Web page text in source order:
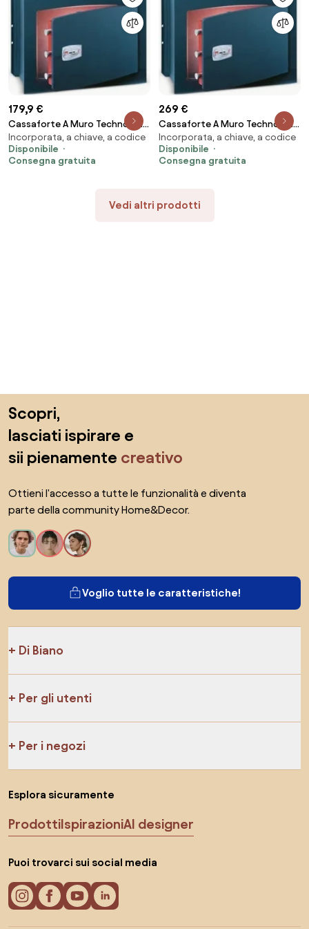
179,9 €
Cassaforte A Muro Technomax
Serie Gold Key GK/4 Con
Certificazione
Incorporata, a chiave, a codice
Disponibile
Consegna gratuita
269 €
Cassaforte A Muro Technomax
Serie Gold Key GK/6 Con
Certificazione
Incorporata, a chiave, a codice
Disponibile
Consegna gratuita
Vedi altri prodotti
Scopri,
lasciati ispirare e
sii pienamente creativo
Ottieni l'accesso a tutte le funzionalità e diventa
parte della community Home&Decor.
Voglio tutte le caratteristiche!
Di Biano
Per gli utenti
Per i negozi
Esplora sicuramente
ProdottiIspirazioniAI designer
Puoi trovarci sui social media